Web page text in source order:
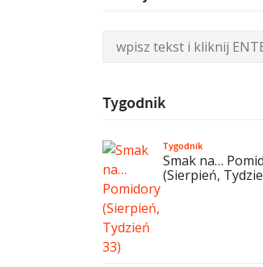
Tygodnik
Tygodnik
Smak na…
(Sierpień,